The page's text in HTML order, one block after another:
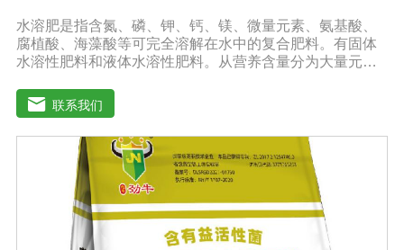
水溶肥是指含氮、磷、钾、钙、镁、微量元素、氨基酸、
腐植酸、海藻酸等可完全溶解在水中的复合肥料。有固体
水溶性肥料和液体水溶性肥料。从营养含量分为大量元素
含氨基酸水溶性肥料、含腐植酸水溶性肥料、有机水溶性
肥料等。水溶肥与传统的过磷酸钙肥等品种相比，水溶性
肥料具有明显的优势。它是一种水溶性好、无残渣的速效
肥料，能完全溶于水，能直接被作物的根和叶吸收利用。
水溶肥作为一种快速肥料，其营养元素相对全面，根据不
同作物的肥料特点，相应的肥料配方不同，市场销售蔬
菜、果树、花卉、食品、棉花、油等作物专用水溶性肥
料。使用技巧：1．避免直接冲施，要采取二次稀释法。由
于水溶性肥料有别于一般的复合肥料，所以农民就不能够
联系我们